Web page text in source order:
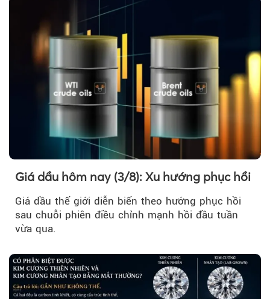
Giá dầu hôm nay (3/8): Xu hướng phục hồi
Giá dầu thế giới diễn biến theo hướng phục hồi
sau chuỗi phiên điều chỉnh mạnh hồi đầu tuần
vừa qua.